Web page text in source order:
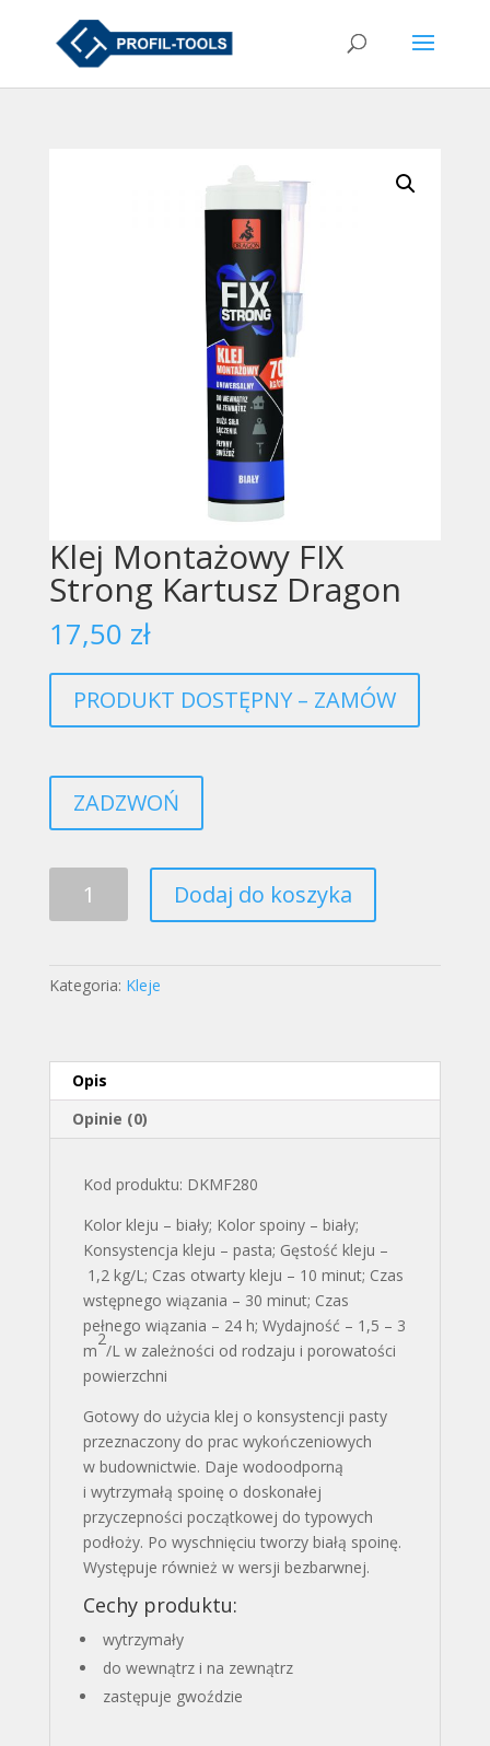
Klej Montażowy FIX
Strong Kartusz Dragon
17,50 zł
PRODUKT DOSTĘPNY – ZAMÓW
ZADZWOŃ
Strong
Dodaj do koszyka
Kategoria: Kleje
Opis
Opinie (0)
Kod produktu: DKMF280
Kolor kleju – biały; Kolor spoiny – biały;
Konsystencja kleju – pasta; Gęstość kleju –
1,2 kg/L; Czas otwarty kleju – 10 minut; Czas
wstępnego wiązania – 30 minut; Czas
pełnego wiązania – 24 h; Wydajność – 1,5 – 3
m
2
/L w zależności od rodzaju i porowatości
powierzchni
Gotowy do użycia klej o konsystencji pasty
przeznaczony do prac wykończeniowych
w budownictwie. Daje wodoodporną
i wytrzymałą spoinę o doskonałej
przyczepności początkowej do typowych
podłoży. Po wyschnięciu tworzy białą spoinę.
Występuje również w wersji bezbarwnej.
Cechy produktu:
wytrzymały
do wewnątrz i na zewnątrz
zastępuje gwoździe